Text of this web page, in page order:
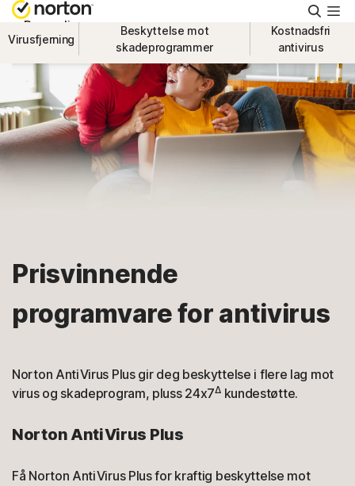
Søk
Personlig
Small Business
Brukerstøtte
Prøv kostnadsfritt
Logg på
Virusfjerning
Beskyttelse mot
skadeprogrammer
Kostnadsfri
antivirus
Prisvinnende
programvare for antivirus
Norton AntiVirus Plus gir deg beskyttelse i flere lag mot
virus og skadeprogram, pluss 24x7Δkundestøtte.
Norton AntiVirus Plus
Få Norton AntiVirus Plus for kraftig beskyttelse mot